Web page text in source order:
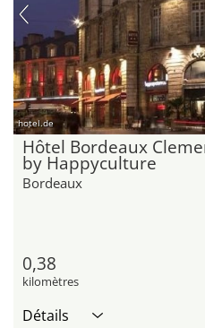
hotel.de
Hôtel Bordeaux
by Happyculture
Bordeaux
0,38
kilomètres
Détails